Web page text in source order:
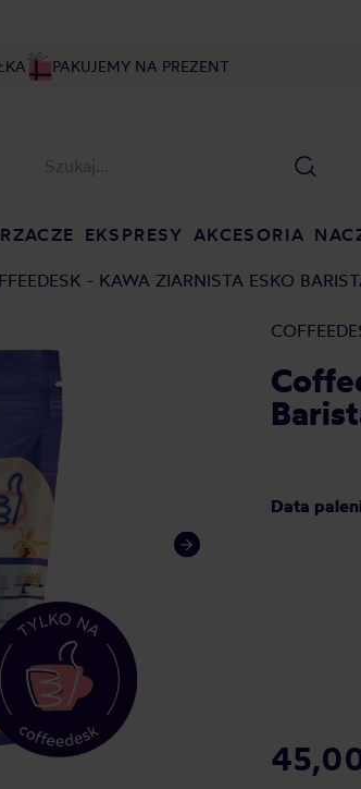
PAKUJEMY NA PREZENT
EKSPRESY AKCESORIA
- KAWA ZIARNISTA ESKO
Data